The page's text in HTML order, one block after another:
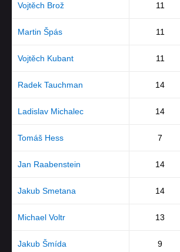
Vojtěch Brož 11
Martin Špás 11
Vojtěch Kubant 11
Radek Tauchman 14
Ladislav Michalec 14
Tomáš Hess 7
Jan Raabenstein 14
Jakub Smetana 14
Michael Voltr 13
Jakub Šmída 9